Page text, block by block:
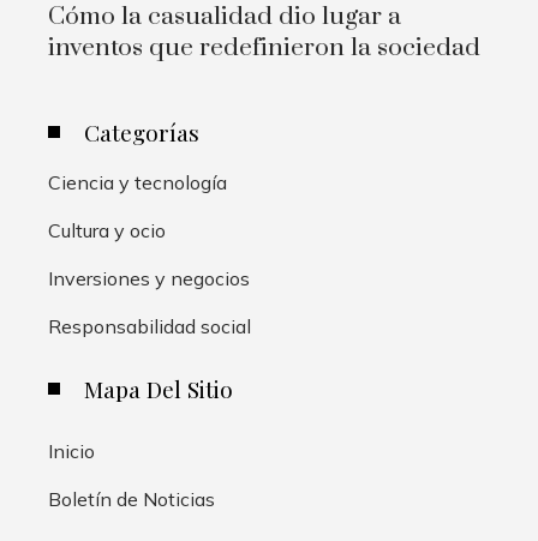
Cómo la casualidad dio lugar a
inventos que redefinieron la sociedad
Categorías
Ciencia y tecnología
Cultura y ocio
Inversiones y negocios
Responsabilidad social
Mapa Del Sitio
Inicio
Boletín de Noticias